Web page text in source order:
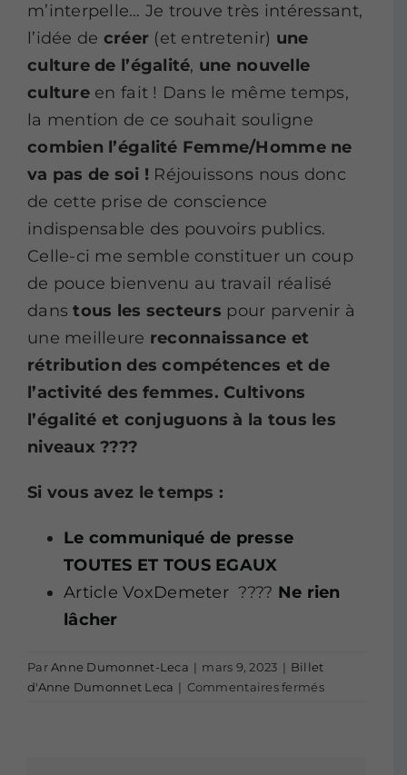
m’interpelle… Je trouve très intéressant,
l’idée de créer (et entretenir) une
culture de l’égalité, une nouvelle
culture en fait ! Dans le même temps,
la mention de ce souhait souligne
combien l’égalité Femme/Homme ne
va pas de soi ! Réjouissons nous donc
de cette prise de conscience
indispensable des pouvoirs publics.
Celle-ci me semble constituer un coup
de pouce bienvenu au travail réalisé
dans tous les secteurs pour parvenir à
une meilleure reconnaissance et
rétribution des compétences et de
l’activité des femmes. Cultivons
l’égalité et conjuguons à la tous les
niveaux ????
Si vous avez le temps :
Le communiqué de presse
TOUTES ET TOUS EGAUX
Article VoxDemeter???? Ne rien
lâcher
ParAnne Dumonnet-Leca | mars 9, 2023 | Billet
d'Anne Dumonnet Leca | Commentaires ferméssur